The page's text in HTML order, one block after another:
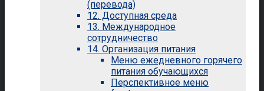
(перевода)
12. Доступная среда
13. Международное
сотрудничество
14. Организация питания
Меню ежедневного горячего
питания обучающихся
Перспективное меню